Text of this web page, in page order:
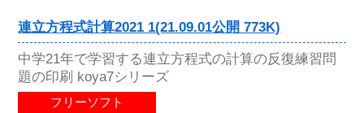
連立方程式計算2021 1(21.09.01公開 773K)
中学21年で学習する連立方程式の計算の反復練習問
題の印刷 koya7シリーズ
フリーソフト